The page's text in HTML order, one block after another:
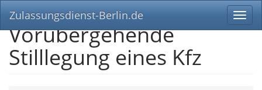
Zulassungsdienst-Berlin.de
Vorübergehende
Stilllegung eines Kfz